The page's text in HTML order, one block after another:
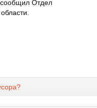
Отдел